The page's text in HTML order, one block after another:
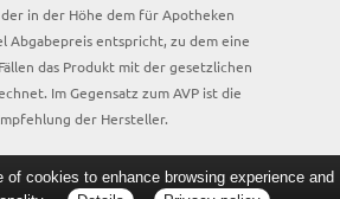
in der Höhe dem für Apotheken
entspricht, zu dem eine
das Produkt mit der gesetzlichen
Im Gegensatz zum AVP ist die
der Hersteller.
cookies to enhance browsing experience and